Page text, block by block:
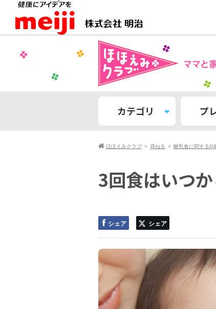
カテゴリ プ
ほほえみクラブ 尋ねる 離乳食に関する
3回食はいつか
シェア シェア